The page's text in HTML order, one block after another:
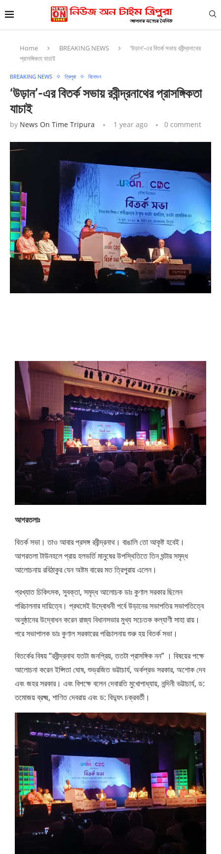
Home BREAKING NEWS
‘উড়ান’-এর বিতর্ক সভায় রবীন্দ্রনাথের
প্রাসঙ্গিকতা যাচাই
BREAKING NEWS ত্রিপুরা বিনোদন
‘উড়ান’-এর বিতর্ক সভায় রবীন্দ্রনাথের প্রাসঙ্গিকতা
যাচাই
by News On Time Tripura 1 year ago 0 comment
আগরতলাঃ
বিতর্ক সভা। তাও আবার প্রসঙ্গ রবীন্দ্রনাথ। বাঙালি তো আকৃষ্ট হবেই।
আগরতলা টাউনহলে প্রায় হলভর্তি মানুষের উপস্থিতিতে তিন ঘন্টার সমৃদ্ধ
আলোচনায় রবিঠাকুর যেন অষ্টম বারের মত ত্রিপুরায় এলেন।
প্রখ্যাত চিকিৎসক, সুবক্তা, সমৃদ্ধ আলোচক ডাঃ কুণাল সরকার ছিলেন
পরিচালনার দায়িত্বে। প্রথমেই উদ্বোধনী পর্বে উড়ানের সভাপতির সভাপতিত্বে
অনুষ্ঠানের উদ্বোধন করেন রাজ্য বিধানসভার মুখ্য সচেতক কল্যাণী সাহা রায়।
পরে সভাপালক ডাঃ কুণাল সরকারের পরিচালনায় শুরু হয় বিতর্ক সভা।
বিতর্কের বিষয় “রবীন্দ্রনাথ যতটা জনপ্রিয়, ততটা প্রাসঙ্গিক নন” । বিষয়ের পক্ষে
আলোচনা করেন ইপ্সিতা ঘোষ, শুভ্রজিত ভট্টাচার্য, অর্কপ্রভ সরকার, অশোক দেব
এবং জহর সরকার। এবং বিপক্ষে বলেন দেবারতি মুখোপাধ্যায়, নন্দিনী ভট্টাচার্য, ড:
তমোজয় ব্রক্ষ্ম, শাণিত দেবরায় এবং ড: বিদ্যুৎ চক্রবর্তী।